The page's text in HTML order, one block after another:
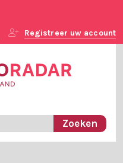
Registreer uw account